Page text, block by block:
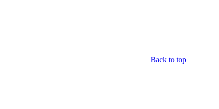
Back to top